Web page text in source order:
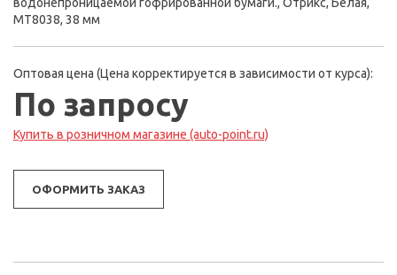
МТ8038, 38 мм
Оптовая цена (Цена корректируется в зависимости от курса):
По запросу
Купить в розничном магазине (auto-point.ru)
ОФОРМИТЬ ЗАКАЗ